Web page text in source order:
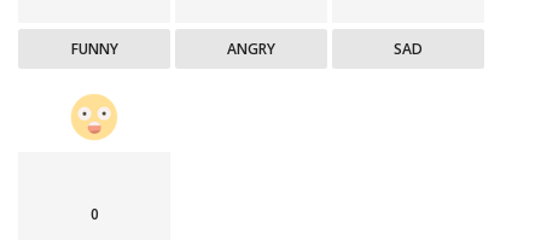
FUNNY ANGRY SAD
0